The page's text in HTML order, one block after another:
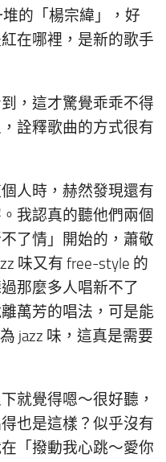
堆的「楊宗緯」，好
在哪裡，是新的歌手
，這才驚覺乖乖不得
詮釋歌曲的方式很有
人時，赫然發現還有
我認真的聽他們兩個
了情」開始的，蕭敬
味又有 free-style 的
那麼多人唱新不了
萬芳的唱法，可是能
jazz 味，這真是需要
就覺得嗯～很好聽，
也是這樣？似乎沒有
「撥動我心跳～愛你